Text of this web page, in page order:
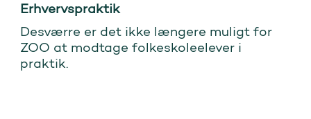
Erhvervspraktik
Desværre er det ikke længere muligt for
ZOO at modtage folkeskoleelever i
praktik.